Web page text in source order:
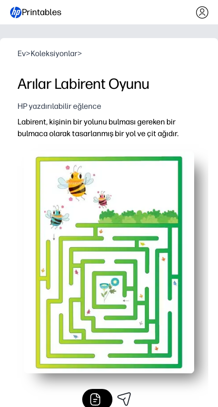
Printables
Ev>Koleksiyonlar>
Arılar Labirent Oyunu
HP yazdırılabilir eğlence
Labirent, kişinin bir yolunu bulması gereken bir
bulmaca olarak tasarlanmış bir yol ve çit ağıdır.